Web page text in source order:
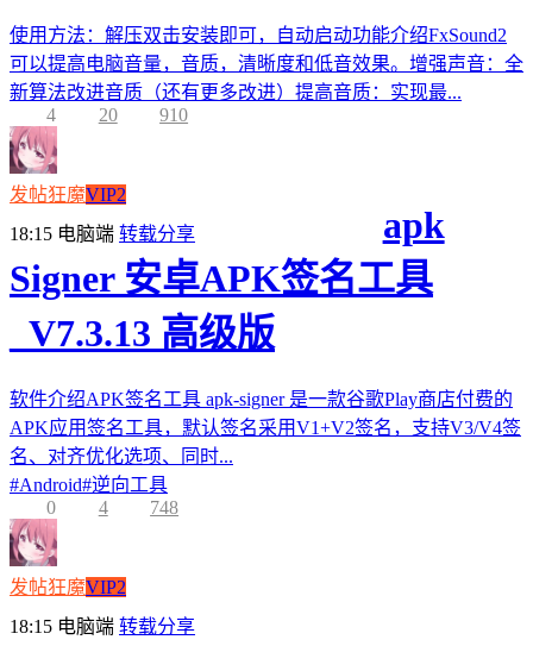
使用方法：解压双击安装即可，自动启动功能介绍FxSound2
可以提高电脑音量，音质，清晰度和低音效果。增强声音：全
新算法改进音质（还有更多改进）提高音质：实现最...
4
20 910
发帖狂魔VIP2
18:15 电脑端 转载分享
apk
Signer 安卓APK签名工具
_V7.3.13 高级版
软件介绍APK签名工具 apk-signer 是一款谷歌Play商店付费的
APK应用签名工具，默认签名采用V1+V2签名，支持V3/V4签
名、对齐优化选项、同时...
#Android#逆向工具
0
4 748
发帖狂魔VIP2
18:15 电脑端 转载分享